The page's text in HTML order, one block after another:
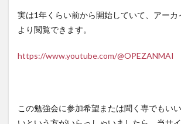
実は1年くらい前から開始していて、アーカ
より閲覧できます。
https://www.youtube.com/@OPEZANMAI
この勉強会に参加希望または聞く専でもい